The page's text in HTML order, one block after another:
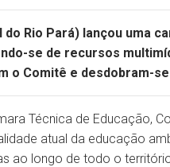
Rio Pará) lançou uma
se de recursos
Comitê e desdobram-
Técnica de Educação,
atual da educação
ao longo de todo o